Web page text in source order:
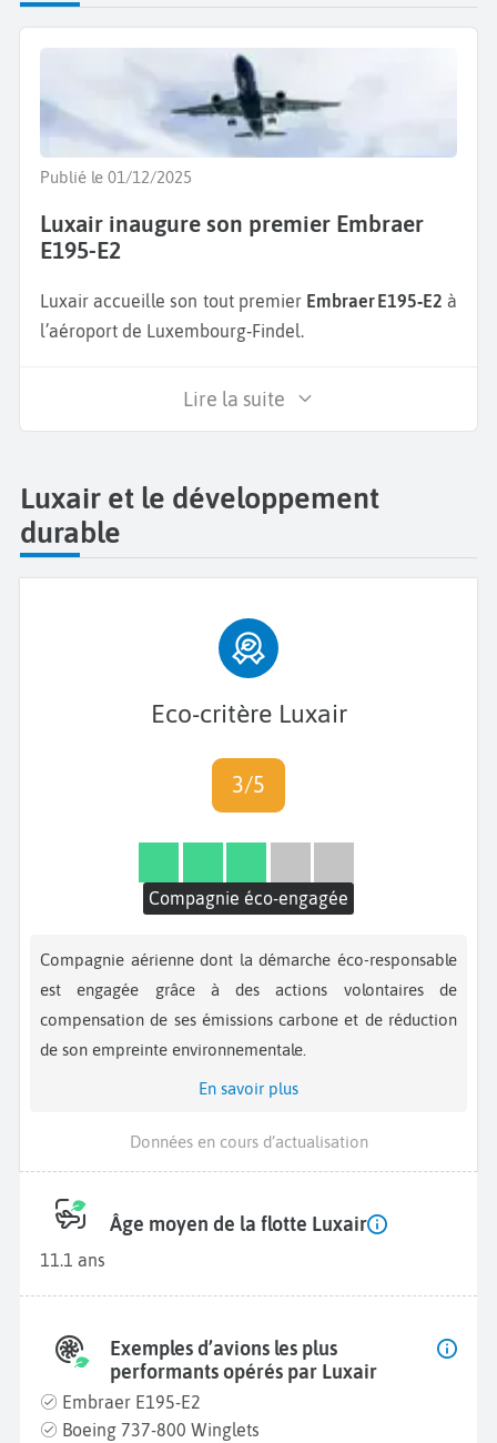
Publié le 01/12/2025
Luxair inaugure son premier Embraer
E195-E2
Luxair accueille son tout premier Embraer E195‑E2 à
l’aéroport de Luxembourg‑Findel.
Lire la suite
Luxair et le développement
durable
Eco-critère Luxair
3/5
Compagnie éco-engagée
Compagnie aérienne dont la démarche éco-responsable
est engagée grâce à des actions volontaires de
compensation de ses émissions carbone et de réduction
de son empreinte environnementale.
En savoir plus
Données en cours d’actualisation
Âge moyen de la flotte Luxair
11.1 ans
Exemples d’avions les plus
performants opérés par Luxair
Embraer E195-E2
Boeing 737-800 Winglets